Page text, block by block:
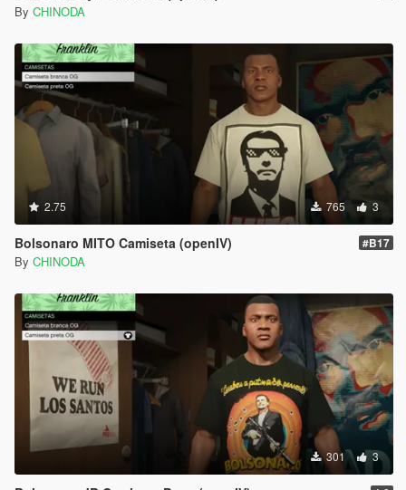
By CHINODA
2.75 765 3
Bolsonaro MITO Camiseta (openIV) #B17
By CHINODA
301 3